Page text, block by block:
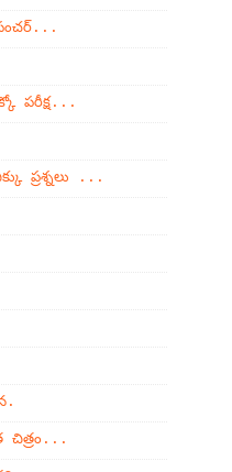
పరీక్ష...
ప్రశ్నలు ...
చిత్రం...